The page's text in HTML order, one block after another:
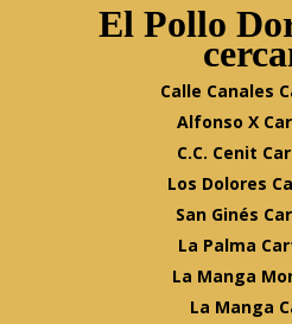
El Pollo
Calle Canales
Alfonso X
C.C. Cenit
Los Dolores
San Ginés
La Palma
La Manga
La Manga